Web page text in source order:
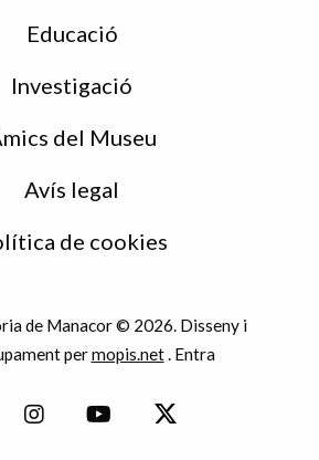
Educació
Investigació
del Museu
Avís legal
de cookies
de Manacor © 2026. Disseny i
permopis.net. Entra